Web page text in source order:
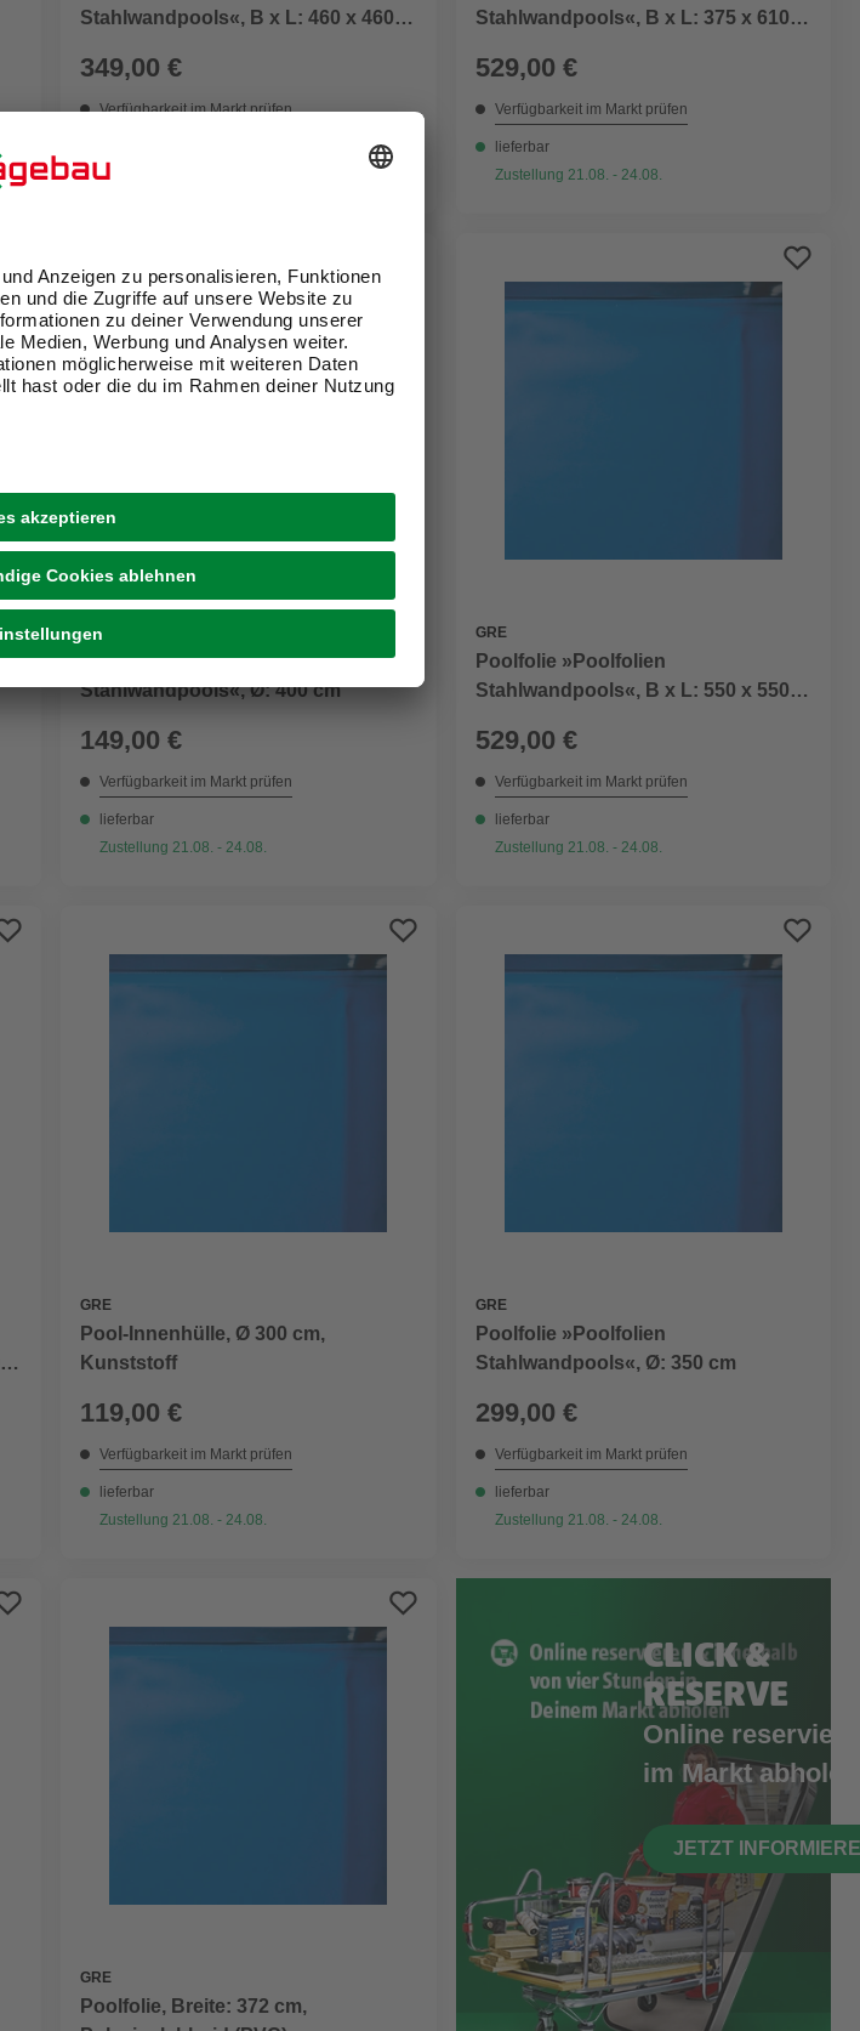
Stahlwandpools«, B x L: 460 x 460
349,00 €
Verfügbarkeit im Markt prüfen
Zustellung 21.08. - 24.08.
Stahlwandpools«, B x L: 375 x 610
529,00 €
Verfügbarkeit im Markt prüfen
lieferbar
Zustellung 21.08. - 24.08.
GRE
Poolfolie »Poolfolien
Stahlwandpools«, Ø: 400 cm
149,00 €
Verfügbarkeit im Markt prüfen
lieferbar
Zustellung 21.08. - 24.08.
GRE
Poolfolie »Poolfolien
Stahlwandpools«, B x L: 550 x 550
529,00 €
Verfügbarkeit im Markt prüfen
lieferbar
Zustellung 21.08. - 24.08.
GRE
Pool-Innenhülle, Ø 300 cm,
Kunststoff
119,00 €
Verfügbarkeit im Markt prüfen
lieferbar
Zustellung 21.08. - 24.08.
GRE
Poolfolie »Poolfolien
Stahlwandpools«, Ø: 350 cm
299,00 €
Verfügbarkeit im Markt prüfen
lieferbar
Zustellung 21.08. - 24.08.
GRE
Poolfolie, Breite: 372 cm,
CLICK &
RESERVE
Online
im Markt abholen
JETZT